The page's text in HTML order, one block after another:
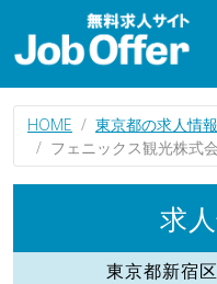
HOME 東京都の求人情報
フェニックス観光株式
求
東京都新宿